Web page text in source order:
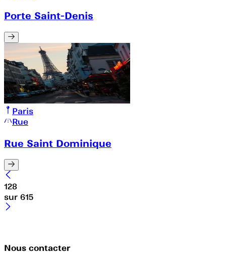
Porte Saint-Denis
Paris
Rue
Rue Saint Dominique
128
sur 615
Nous contacter